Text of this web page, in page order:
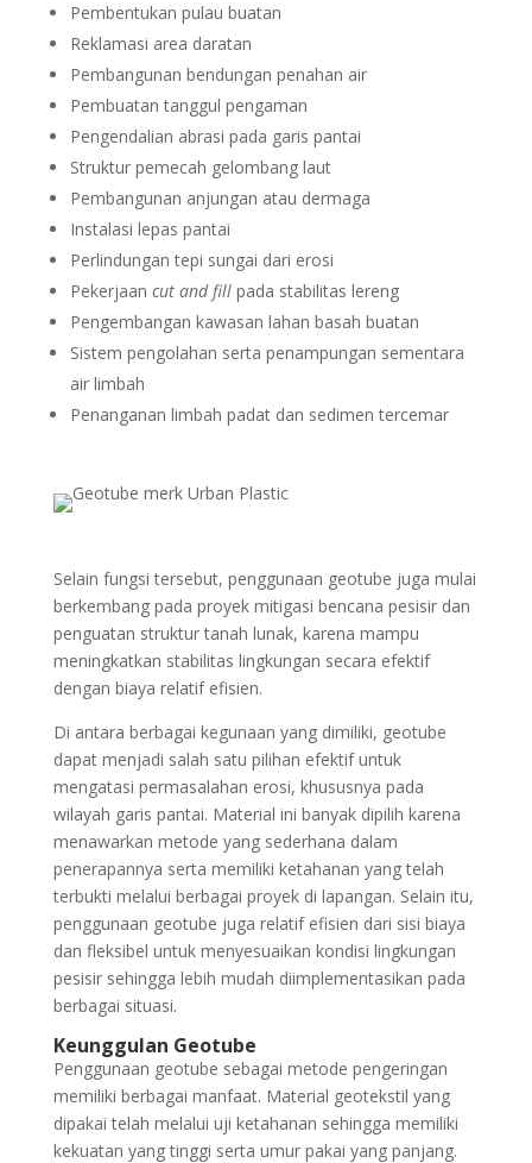
Pembentukan pulau buatan
Reklamasi area daratan
Pembangunan bendungan penahan air
Pembuatan tanggul pengaman
Pengendalian abrasi pada garis pantai
Struktur pemecah gelombang laut
Pembangunan anjungan atau dermaga
Instalasi lepas pantai
Perlindungan tepi sungai dari erosi
Pekerjaan cut and fillpada stabilitas lereng
Pengembangan kawasan lahan basah buatan
Sistem pengolahan serta penampungan sementara
air limbah
Penanganan limbah padat dan sedimen tercemar
Selain fungsi tersebut, penggunaan geotube juga mulai
berkembang pada proyek mitigasi bencana pesisir dan
penguatan struktur tanah lunak, karena mampu
meningkatkan stabilitas lingkungan secara efektif
dengan biaya relatif efisien.
Di antara berbagai kegunaan yang dimiliki, geotube
dapat menjadi salah satu pilihan efektif untuk
mengatasi permasalahan erosi, khususnya pada
wilayah garis pantai. Material ini banyak dipilih karena
menawarkan metode yang sederhana dalam
penerapannya serta memiliki ketahanan yang telah
terbukti melalui berbagai proyek di lapangan. Selain itu,
penggunaan geotube juga relatif efisien dari sisi biaya
dan fleksibel untuk menyesuaikan kondisi lingkungan
pesisir sehingga lebih mudah diimplementasikan pada
berbagai situasi.
Keunggulan Geotube
Penggunaan geotube sebagai metode pengeringan
memiliki berbagai manfaat. Material geotekstil yang
dipakai telah melalui uji ketahanan sehingga memiliki
kekuatan yang tinggi serta umur pakai yang panjang.